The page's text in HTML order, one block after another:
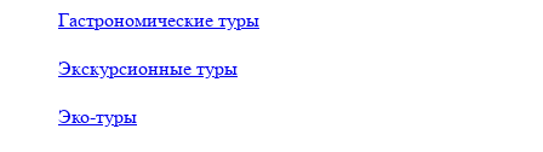
Гастрономические туры
Экскурсионные туры
Эко-туры